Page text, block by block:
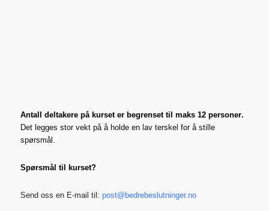
Antall deltakere på kurset er begrenset til maks 12 personer.
Det legges stor vekt på å holde en lav terskel for å stille
spørsmål.
Spørsmål til kurset?
Send oss en E-mail til: post@bedrebeslutninger.no